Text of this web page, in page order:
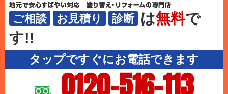
ご相談 お見積り 診断 は無料で
す!!
タップですぐにお電話できます